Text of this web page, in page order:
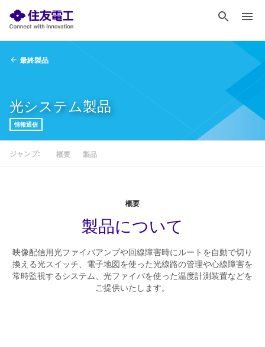
最終製品
光システム製品
情報通信
ジャンプ: 概要 製品
概要
製品について
映像配信用光ファイバアンプや回線障害時にルートを自動で切り
換える光スイッチ、電子地図を使った光線路の管理や心線障害を
常時監視するシステム、光ファイバを使った温度計測装置などを
ご提供いたします。